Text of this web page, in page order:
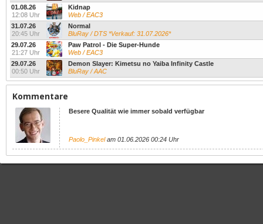
01.08.26
12:08 Uhr
Kidnap
Web / EAC3
31.07.26
20:45 Uhr
Normal
BluRay / DTS *Verkauf: 31.07.2026*
29.07.26
21:27 Uhr
Paw Patrol - Die Super-Hunde
Web / EAC3
29.07.26
00:50 Uhr
Demon Slayer: Kimetsu no Yaiba Infinity Castle
BluRay / AAC
Kommentare
Besere Qualität wie immer sobald verfügbar
Paolo_Pinkelam 01.06.2026 00:24 Uhr